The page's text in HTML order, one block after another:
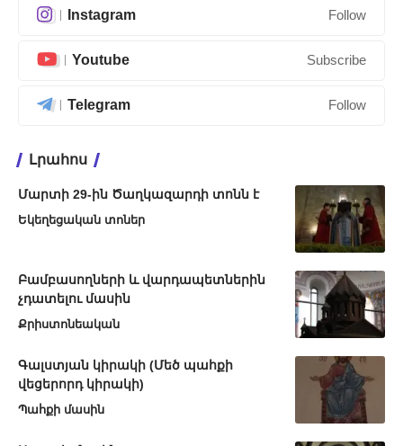
Instagram Follow
Youtube Subscribe
Telegram Follow
Լրահոս
Մարտի 29-ին Ծաղկազարդի տոնն է
Եկեղեցական տոներ
Բամբասողների և վարդապետներին
չդատելու մասին
Քրիստոնեական
Գալստյան կիրակի (Մեծ պահքի
վեցերորդ կիրակի)
Պահքի մասին